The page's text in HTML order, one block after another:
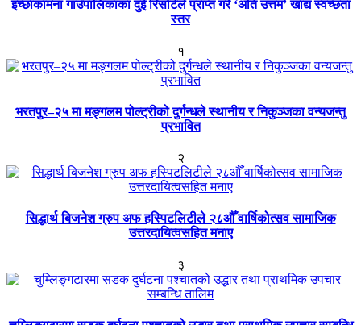
इच्छाकामना गाउँपालिकाका दुई रिसोर्टले प्राप्त गरे ‘अति उत्तम’ खाद्य स्वच्छता
स्तर
१
भरतपुर–२५ मा मङ्गलम पोल्ट्रीको दुर्गन्धले स्थानीय र निकुञ्जका वन्यजन्तु
प्रभावित
२
सिद्धार्थ बिजनेश ग्रुप अफ हस्पिटलिटीले २८औँ वार्षिकोत्सव सामाजिक
उत्तरदायित्वसहित मनाए
३